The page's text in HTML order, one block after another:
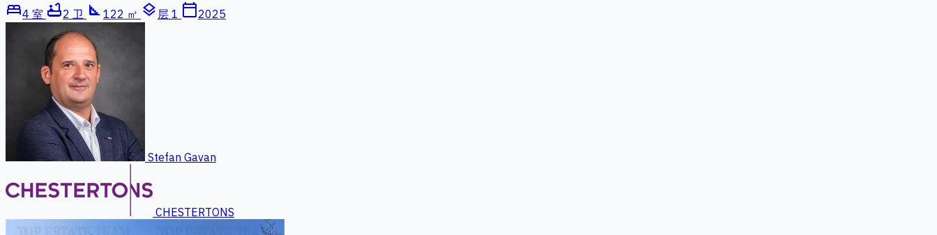
bed4 室 bathtub2 卫 square_foot 122 ㎡ layers 层 1 calendar_today2025
Stefan Gavan
CHESTERTONS